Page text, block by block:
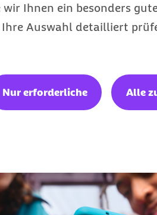
Ihnen ein besonders
Ihre Auswahl detailliert
Nur erforderliche Alle